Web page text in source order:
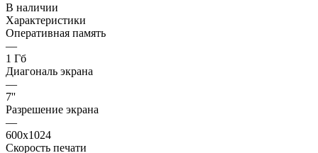
В наличии
Характеристики
Оперативная память
—
1 Гб
Диагональ экрана
—
7''
Разрешение экрана
—
600х1024
Скорость печати